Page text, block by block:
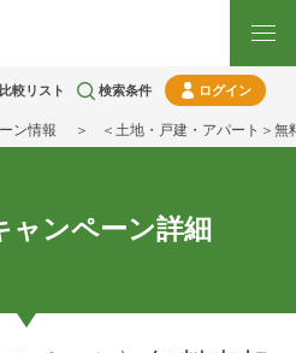
比較リスト 検索条件 ログイン
ン情報 ＜土地・戸建・アパート＞無
ャンペーン詳細